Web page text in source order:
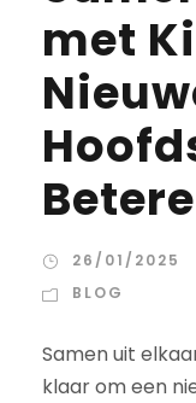
met
26/01/2025
BLOG
Samen uit
klaar om een